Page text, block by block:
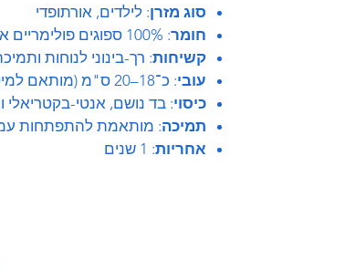
סוג מזרן: לילדים, אורתופדי
חומר: 100% ספוגים פולימריים איכותיים
קשיחות: רך-בינוני לנוחות
עובי: כ־18–20 ס"מ (מותאם למיטות ילדים)
כיסוי: בד נושם, אנטי-בקטריאלי
תמיכה: מותאמת להתפתחות
אחריות: 1 שנים